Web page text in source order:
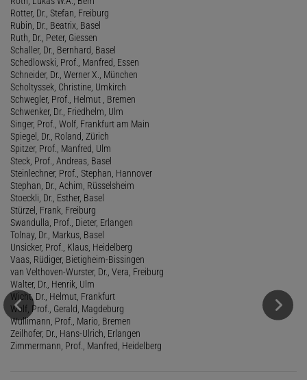
Rotter, Dr., Stefan, Freiburg
Rubin, Dr., Beatrix, Basel
Ruth, Dr., Peter, Giessen
Schaller, Dr., Bernhard, Basel
Schedlowski, Prof., Manfred, Essen
Schneider, Dr., Werner X., München
Scholtyssek, Christine, Umkirch
Schwegler, Prof., Helmut , Bremen
Schwenker, Dr., Friedhelm, Ulm
Singer, Prof., Wolf, Frankfurt am Main
Spiegel, Dr., Roland, Zürich
Spitzer, Prof., Manfred, Ulm
Steck, Prof., Andreas, Basel
Steinlechner, Prof., Stephan, Hannover
Stephan, Dr., Achim, Rüsselsheim
Stoeckli, Dr., Esther, Basel
Stürzel, Frank, Freiburg
Swandulla, Prof., Dieter, Erlangen
Tolnay, Dr., Markus, Basel
Unsicker, Prof., Klaus, Heidelberg
Vaas, Rüdiger, Bietigheim-Bissingen
van Velthoven-Wurster, Dr., Vera, Freiburg
Walter, Dr., Henrik, Ulm
Wicht, Dr., Helmut, Frankfurt
Wolf, Prof., Gerald, Magdeburg
Wullimann, Prof., Mario, Bremen
Zeilhofer, Dr., Hans-Ulrich, Erlangen
Zimmermann, Prof., Manfred, Heidelberg